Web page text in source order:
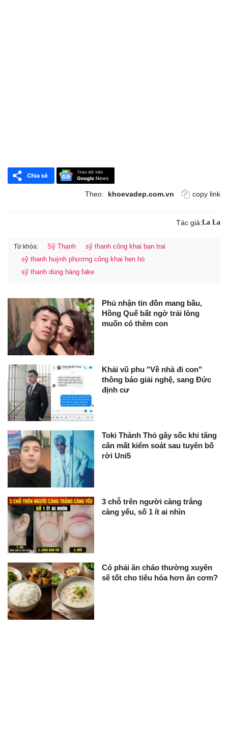
Theo: khoevadep.com.vn copy link
Tác giả:La La
Từ khóa: Sỹ Thanh
sỹ thanh công khai bạn trai
sỹ thanh huỳnh phương công khai hẹn hò
sỹ thanh dùng hàng fake
Phủ nhận tin đồn mang bầu,
Hồng Quế bất ngờ trải lòng
muốn có thêm con
Khải vũ phu "Về nhà đi con"
thông báo giải nghệ, sang Đức
định cư
Toki Thành Thỏ gây sốc khi tăng
cân mất kiểm soát sau tuyên bố
rời Uni5
3 chỗ trên người càng trắng
càng yếu, số 1 ít ai nhìn
Có phải ăn cháo thường xuyên
sẽ tốt cho tiêu hóa hơn ăn cơm?